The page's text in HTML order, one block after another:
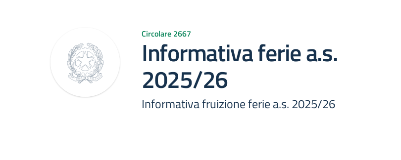
Circolare 2667
Informativa ferie a.s.
2025/26
Informativa fruizione ferie a.s. 2025/26